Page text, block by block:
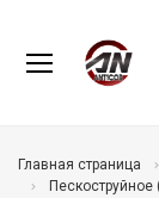
Главная страница